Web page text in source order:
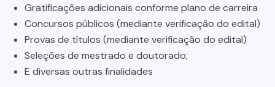
Gratificações adicionais conforme plano de carreira
Concursos públicos (mediante verificação do edital)
Provas de títulos (mediante verificação do edital)
Seleções de mestrado e doutorado;
E diversas outras finalidades